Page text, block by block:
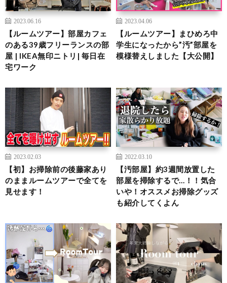
2023.06.16
【ルームツアー】部屋カフェ
のある39歳フリーランスの部
屋 | IKEA無印ニトリ| 毎日在
宅ワーク
2023.04.06
【ルームツアー】まひめろ中
学生になったから”汚”部屋を
模様替えしました【大公開】
2023.02.03
【初】お掃除前の後藤家あり
のままルームツアーで全てを
見せます！
2022.03.10
【汚部屋】約3週間放置した
部屋を掃除するで…！！気合
いや！オススメお掃除グッズ
も紹介してくよん